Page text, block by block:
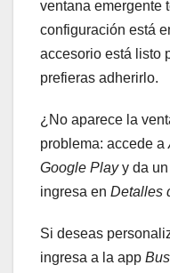
ventana emergente
configuración está
accesorio está listo
prefieras adherirlo.
¿No aparece la
problema: accede a
Google Playy da un
ingresa en Detalles
Si deseas
ingresa a la app